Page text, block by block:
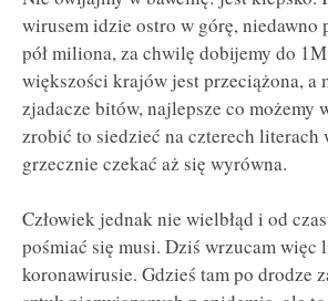
wirusem idzie ostro w górę, niedawno
pół miliona, za chwilę dobijemy do
większości krajów jest przeciążona, a
zjadacze bitów, najlepsze co możemy
zrobić to siedzieć na czterech literach
grzecznie czekać aż się wyrówna.
Człowiek jednak nie wielbłąd i od
pośmiać się musi. Dziś wrzucam więc
koronawirusie. Gdzieś tam po drodze